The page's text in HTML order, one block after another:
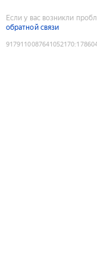
Если у вас возникли
обратной связи
9179110087641052170: